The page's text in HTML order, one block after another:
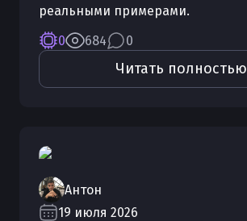
реальными примерами.
0
684 0
Читать полностью
Антон
19 июля 2026